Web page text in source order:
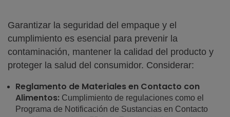
Garantizar la seguridad del empaque y el
cumplimiento es esencial para prevenir la
contaminación, mantener la calidad del producto y
proteger la salud del consumidor. Considerar:
Reglamento de Materiales en Contacto con
Alimentos: Cumplimiento de regulaciones como el
Programa de Notificación de Sustancias en Contacto